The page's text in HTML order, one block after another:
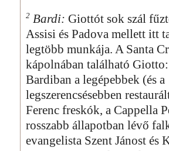
2 Bardi: Giottót sok szál
Assisi és Padova mellett itt
legtöbb munkája. A Santa
kápolnában található
Bardiban a legépebbek (és a
legszerencsésebben
Ferenc freskók, a Cappella
rosszabb állapotban lévő
evangelista Szent Jánost és